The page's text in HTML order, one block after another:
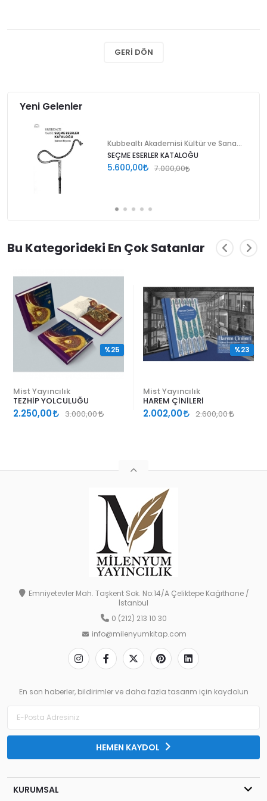
GERI DÖN
Yeni Gelenler
SEÇME ESERLER KATALOĞU
5.600,00 7.000,00
Bu Kategorideki En Çok Satanlar
Mist Yayıncılık
TEZHİP YOLCULUĞU
2.250,00 3.000,00
%25
Mist Yayıncılık
HAREM ÇİNİLERİ
2.002,00 2.600,00
%23
Emniyetevler Mah. Taşkent Sok. No:14/A Çeliktepe Kağıthane /
İstanbul
0 (212) 213 10 30
info@milenyumkitap.com
En son haberler, bildirimler ve daha fazla tasarım için kaydolun
HEMEN KAYDOL
KURUMSAL